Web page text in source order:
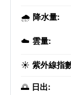
🌧️ 降水量:
☁️ 雲量:
☀️ 紫外線指
🌅 日出: